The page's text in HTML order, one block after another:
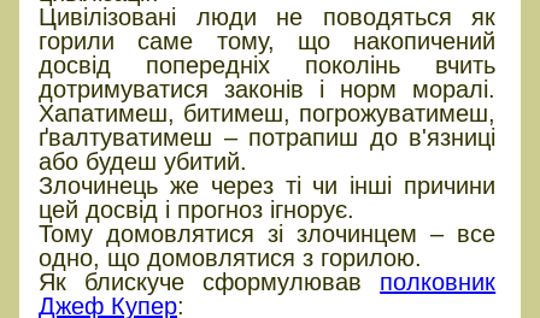
Цивілізовані люди не поводяться як
горили саме тому, що накопичений
досвід попередніх поколінь вчить
дотримуватися законів і норм моралі.
Хапатимеш, битимеш, погрожуватимеш,
ґвалтуватимеш – потрапиш до в'язниці
або будеш убитий.
Злочинець же через ті чи інші причини
цей досвід і прогноз ігнорує.
Тому домовлятися зі злочинцем – все
одно, що домовлятися з горилою.
Як блискуче сформулював полковник
Джеф Купер: